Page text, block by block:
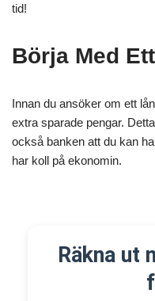
tid!
Börja Med
Innan du ansöker om ett
extra sparade pengar.
också banken att du kan
har koll på ekonomin.
Räkna ut